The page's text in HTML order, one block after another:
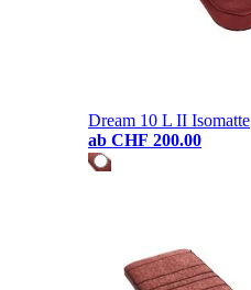
Dream 10 L II Isomatte
ab CHF 200.00